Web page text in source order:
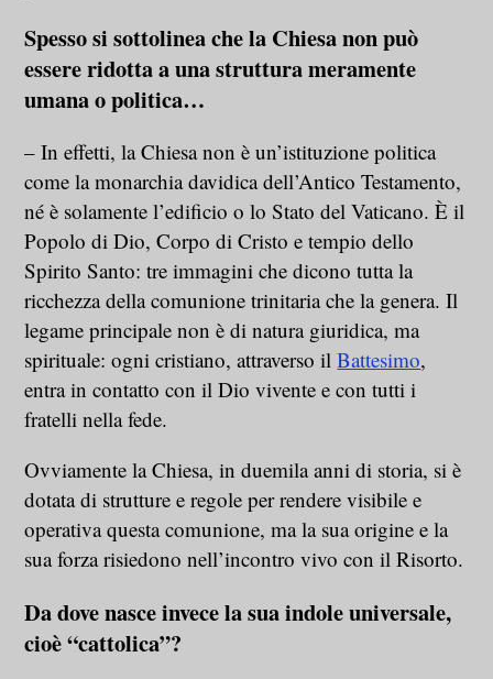
Spesso si sottolinea che la Chiesa non può
essere ridotta a una struttura meramente
umana o politica…
– In effetti, la Chiesa non è un’istituzione politica
come la monarchia davidica dell’Antico Testamento,
né è solamente l’edificio o lo Stato del Vaticano. È il
Popolo di Dio, Corpo di Cristo e tempio dello
Spirito Santo: tre immagini che dicono tutta la
ricchezza della comunione trinitaria che la genera. Il
legame principale non è di natura giuridica, ma
spirituale: ogni cristiano, attraverso ilBattesimo,
entra in contatto con il Dio vivente e con tutti i
fratelli nella fede.
Ovviamente la Chiesa, in duemila anni di storia, si è
dotata di strutture e regole per rendere visibile e
operativa questa comunione, ma la sua origine e la
sua forza risiedono nell’incontro vivo con il Risorto.
Da dove nasce invece la sua indole universale,
cioè “cattolica”?